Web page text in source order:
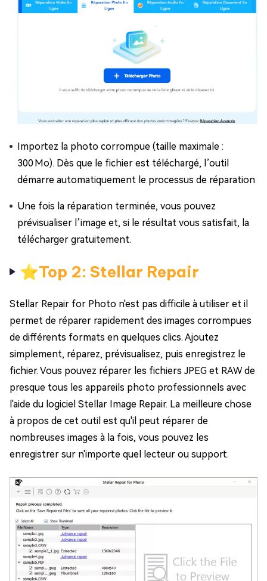
Importez la photo corrompue (taille maximale :
300 Mo). Dès que le fichier est téléchargé, l’outil
démarre automatiquement le processus de réparation
Une fois la réparation terminée, vous pouvez
prévisualiser l’image et, si le résultat vous satisfait, la
télécharger gratuitement.
⭐Top 2: Stellar Repair
Stellar Repair for Photo n'est pas difficile à utiliser et il
permet de réparer rapidement des images corrompues
de différents formats en quelques clics. Ajoutez
simplement, réparez, prévisualisez, puis enregistrez le
fichier. Vous pouvez réparer les fichiers JPEG et RAW de
presque tous les appareils photo professionnels avec
l'aide du logiciel Stellar Image Repair. La meilleure chose
à propos de cet outil est qu'il peut réparer de
nombreuses images à la fois, vous pouvez les
enregistrer sur n'importe quel lecteur ou support.